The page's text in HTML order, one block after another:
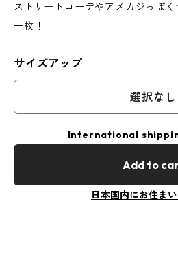
ストリートコーデやアメカジっぽ
一枚！
サイズアップ
選択なし
International
Add to
日本国内にお住ま